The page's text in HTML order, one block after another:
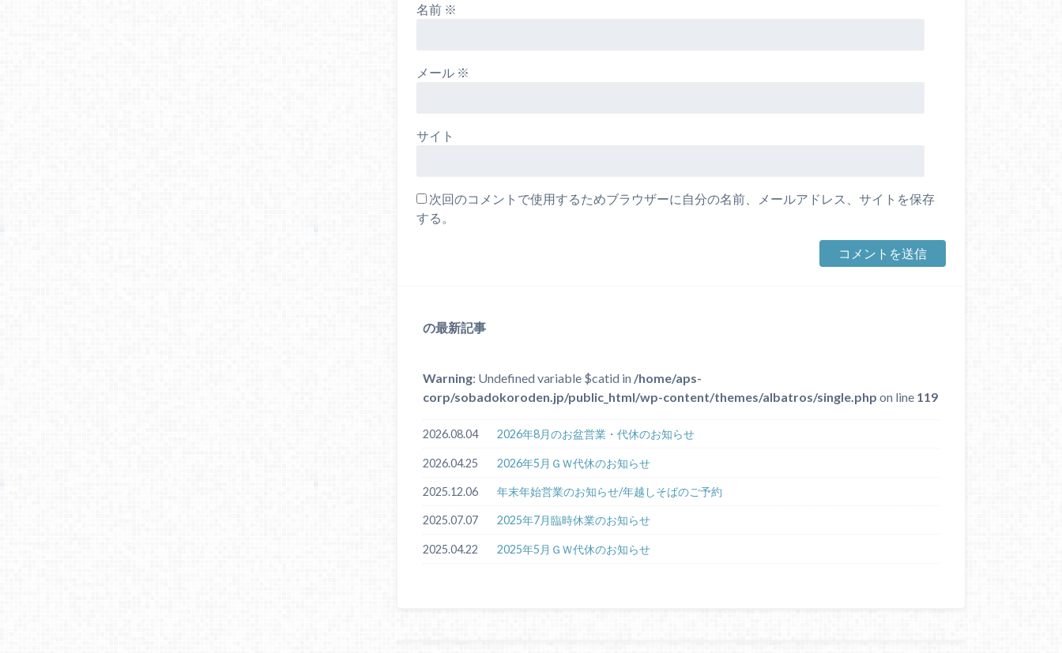
名前 ※
メール ※
サイト
次回のコメントで使用するためブラウザーに自分の名前、メールアドレス、サイトを保存
する。
の最新記事
Warning: Undefined variable $catid in /home/aps-
corp/sobadokoroden.jp/public_html/wp-content/themes/albatros/single.php on line 119
2026.08.04 2026年8月のお盆営業・代休のお知らせ
2026.04.25 2026年5月ＧＷ代休のお知らせ
2025.12.06 年末年始営業のお知らせ/年越しそばのご予約
2025.07.07 2025年7月臨時休業のお知らせ
2025.04.22 2025年5月ＧＷ代休のお知らせ